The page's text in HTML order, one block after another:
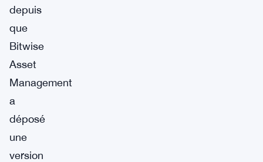
depuis
que
Bitwise
Asset
Management
a
déposé
une
version